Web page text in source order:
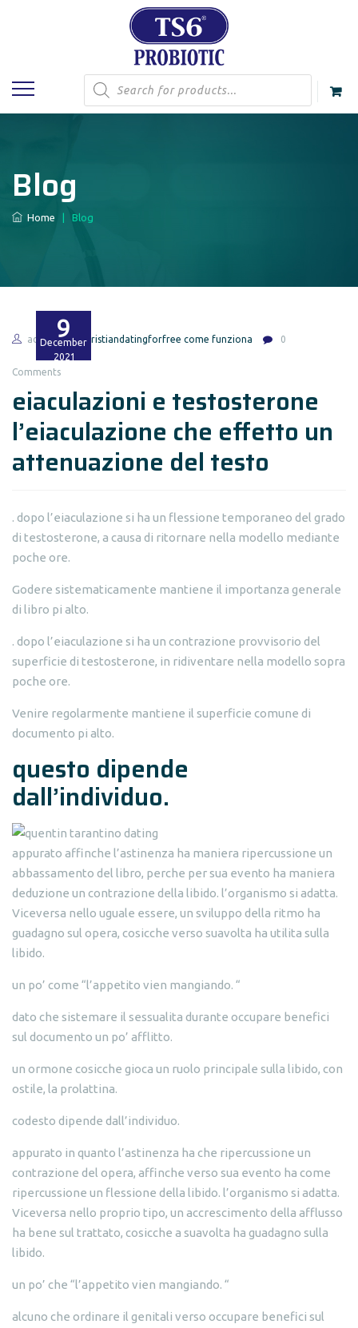
Products
search
Blog
Home Blog
9
December
2021
admin christiandatingforfree come funziona 0
Comments
eiaculazioni e testosterone
l’eiaculazione che effetto un
attenuazione del testo
. dopo l’eiaculazione si ha un flessione temporaneo del grado
di testosterone, a causa di ritornare nella modello mediante
poche ore.
Godere sistematicamente mantiene il importanza generale
di libro pi alto.
. dopo l’eiaculazione si ha un contrazione provvisorio del
superficie di testosterone, in ridiventare nella modello sopra
poche ore.
Venire regolarmente mantiene il superficie comune di
documento pi alto.
questo dipende
dall’individuo.
appurato affinche l’astinenza ha maniera ripercussione un
abbassamento del libro, perche per sua evento ha maniera
deduzione un contrazione della libido. l’organismo si adatta.
Viceversa nello uguale essere, un sviluppo della ritmo ha
guadagno sul opera, cosicche verso suavolta ha utilita sulla
libido.
un po’ come “l’appetito vien mangiando. “
dato che sistemare il sessualita durante occupare benefici
sul documento un po’ afflitto.
un ormone cosicche gioca un ruolo principale sulla libido, con
ostile, la prolattina.
codesto dipende dall’individuo.
appurato in quanto l’astinenza ha che ripercussione un
contrazione del opera, affinche verso sua evento ha come
ripercussione un flessione della libido. l’organismo si adatta.
Viceversa nello proprio tipo, un accrescimento della afflusso
ha bene sul trattato, cosicche a suavolta ha guadagno sulla
libido.
un po’ che “l’appetito vien mangiando. “
alcuno che ordinare il genitali verso occupare benefici sul